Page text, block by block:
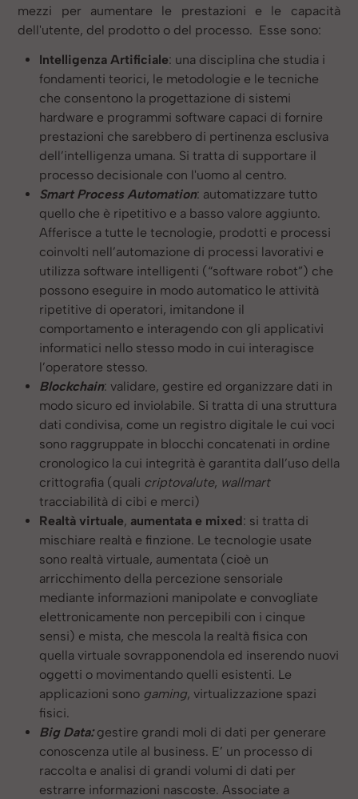
mezzi per aumentare le prestazioni e le capacità
dell'utente, del prodotto o del processo. Esse sono:
Intelligenza Artificiale: una disciplina che studia i
fondamenti teorici, le metodologie e le tecniche
che consentono la progettazione di sistemi
hardware e programmi software capaci di fornire
prestazioni che sarebbero di pertinenza esclusiva
dell’intelligenza umana. Si tratta di supportare il
processo decisionale con l'uomo al centro.
Smart Process Automation: automatizzare tutto
quello che è ripetitivo e a basso valore aggiunto.
Afferisce a tutte le tecnologie, prodotti e processi
coinvolti nell’automazione di processi lavorativi e
utilizza software intelligenti (“software robot”) che
possono eseguire in modo automatico le attività
ripetitive di operatori, imitandone il
comportamento e interagendo con gli applicativi
informatici nello stesso modo in cui interagisce
l’operatore stesso.
Blockchain: validare, gestire ed organizzare dati in
modo sicuro ed inviolabile. Si tratta di una struttura
dati condivisa, come un registro digitale le cui voci
sono raggruppate in blocchi concatenati in ordine
cronologico la cui integrità è garantita dall’uso della
crittografia (quali criptovalute, wallmart
tracciabilità di cibi e merci)
Realtà virtuale, aumentata e mixed: si tratta di
mischiare realtà e finzione. Le tecnologie usate
sono realtà virtuale, aumentata (cioè un
arricchimento della percezione sensoriale
mediante informazioni manipolate e convogliate
elettronicamente non percepibili con i cinque
sensi) e mista, che mescola la realtà fisica con
quella virtuale sovrapponendola ed inserendo nuovi
oggetti o movimentando quelli esistenti. Le
applicazioni sono gaming, virtualizzazione spazi
fisici.
Big Data:gestire grandi moli di dati per generare
conoscenza utile al business. E’ un processo di
raccolta e analisi di grandi volumi di dati per
estrarre informazioni nascoste. Associate a